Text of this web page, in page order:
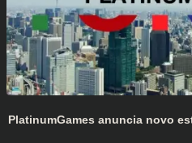
PlatinumGames anuncia novo